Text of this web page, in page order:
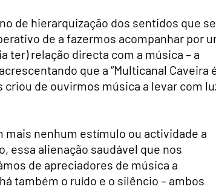
de hierarquização dos sentidos que se
de a fazermos acompanhar por
relação directa com a música – a
que a “Multicanal Caveira
de ouvirmos música a levar com
mais nenhum estímulo ou actividade a
essa alienação saudável que nos
de apreciadores de música a
também o ruído e o silêncio – ambos